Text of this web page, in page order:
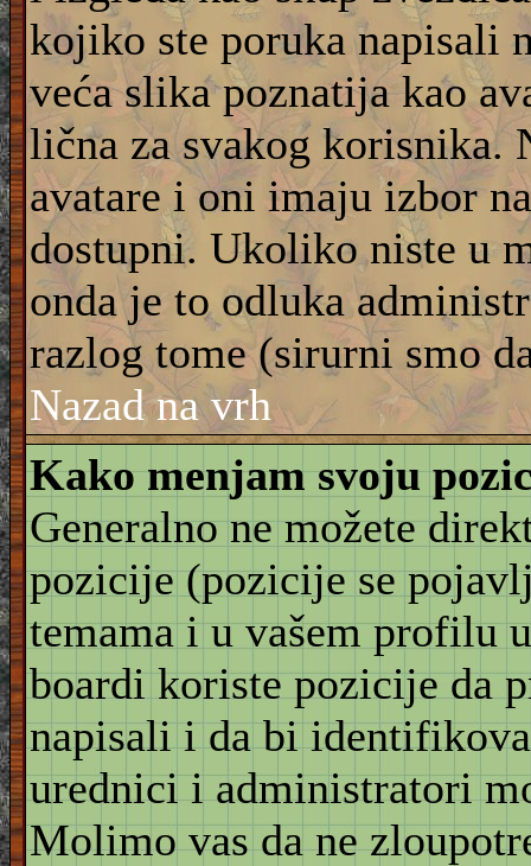
kojiko ste poruka napisali
veća slika poznatija kao
lična za svakog korisnika.
avatare i oni imaju izbor
dostupni. Ukoliko niste u
onda je to odluka
razlog tome (sirurni smo
Nazad na vrh
Kako menjam svoju
Generalno ne možete
pozicije (pozicije se
temama i u vašem profilu
boardi koriste pozicije da
napisali i da bi
urednici i administratori
Molimo vas da ne